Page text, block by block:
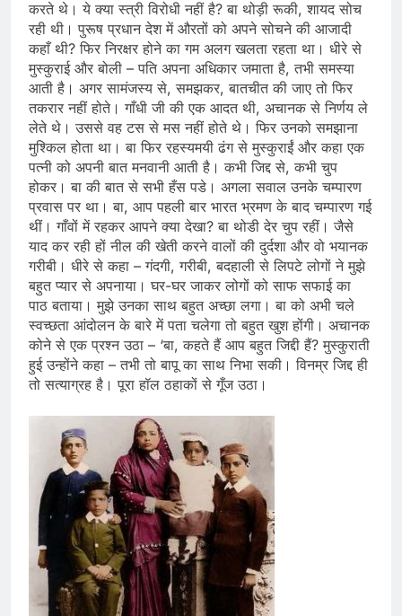
करते थे। ये क्या स्त्री विरोधी नहीं है? बा थोड़ी रूकी, शायद सोच
रही थी। पुरूष प्रधान देश में औरतों को अपने सोचने की आजादी
कहाँ थी? फिर निरक्षर होने का गम अलग खलता रहता था। धीरे से
मुस्कुराई और बोली – पति अपना अधिकार जमाता है, तभी समस्या
आती है। अगर सामंजस्य से, समझकर, बातचीत की जाए तो फिर
तकरार नहीं होते। गाँधी जी की एक आदत थी, अचानक से निर्णय ले
लेते थे। उससे वह टस से मस नहीं होते थे। फिर उनको समझाना
मुश्किल होता था। बा फिर रहस्यमयी ढंग से मुस्कुराईं और कहा एक
पत्नी को अपनी बात मनवानी आती है। कभी जिद्द से, कभी चुप
होकर। बा की बात से सभी हँस पडे। अगला सवाल उनके चम्पारण
प्रवास पर था। बा, आप पहली बार भारत भ्रमण के बाद चम्पारण गई
थीं। गाँवों में रहकर आपने क्‍या देखा? बा थोडी देर चुप रहीं। जैसे
याद कर रही हों नील की खेती करने वालों की दुर्दशा और वो भयानक
गरीबी। धीरे से कहा – गंदगी, गरीबी, बदहाली से लिपटे लोगों ने मुझे
बहुत प्यार से अपनाया। घर-घर जाकर लोगों को साफ सफाई का
पाठ बताया। मुझे उनका साथ बहुत अच्छा लगा। बा को अभी चले
स्वच्छता आंदोलन के बारे में पता चलेगा तो बहुत खुश होंगी। अचानक
कोने से एक प्रश्न उठा – ‘बा, कहते हैं आप बहुत जिद्दी हैं? मुस्कुराती
हुई उन्होंने कहा – तभी तो बापू का साथ निभा सकी। विनम्र जिद्द ही
तो सत्याग्रह है। पूरा हॉल ठहाकों से गूँज उठा।